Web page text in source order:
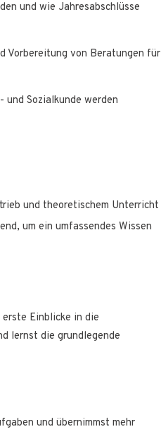
und wie Jahresabschlüsse
Vorbereitung von Beratungen für
Sozialkunde werden
und theoretischem Unterricht
um ein umfassendes Wissen
Einblicke in die
lernst die grundlegende
und übernimmst mehr